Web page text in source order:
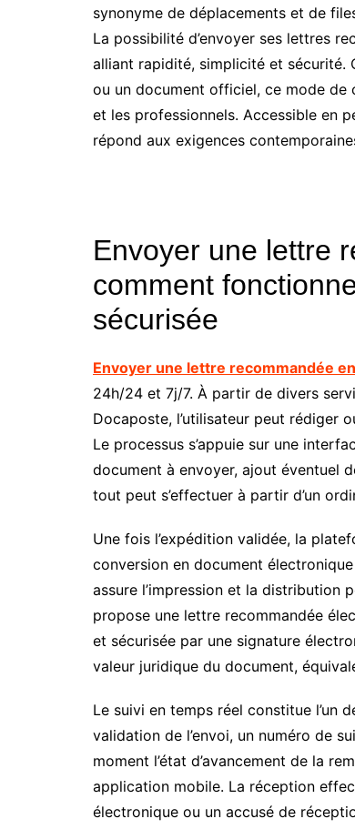
synonyme de déplacements et de
La possibilité d’envoyer ses lettres
alliant rapidité, simplicité et sécurité.
ou un document officiel, ce mode
et les professionnels. Accessible en
répond aux exigences
Envoyer une lettre
comment
sécurisée
Envoyer une lettre recommandée
24h/24 et 7j/7. À partir de divers
Docaposte, l’utilisateur peut rédiger
Le processus s’appuie sur une
document à envoyer, ajout éventuel
tout peut s’effectuer à partir d’un
Une fois l’expédition validée, la
conversion en document
assure l’impression et la distribution
propose une lettre recommandée
et sécurisée par une signature
valeur juridique du document,
Le suivi en temps réel constitue l’un
validation de l’envoi, un numéro de
moment l’état d’avancement de la
application mobile. La réception
électronique ou un accusé de